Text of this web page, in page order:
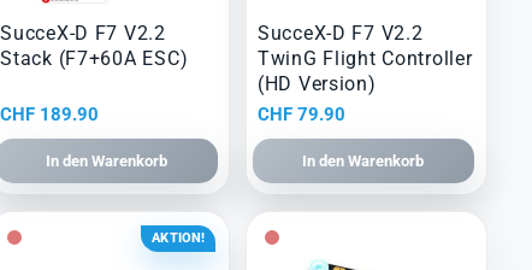
SucceX-D F7 V2.2
Stack (F7+60A ESC)
CHF 189.90
In den Warenkorb
SucceX-D F7 V2.2
TwinG Flight Controller
(HD Version)
CHF79.90
In den Warenkorb
AKTION!